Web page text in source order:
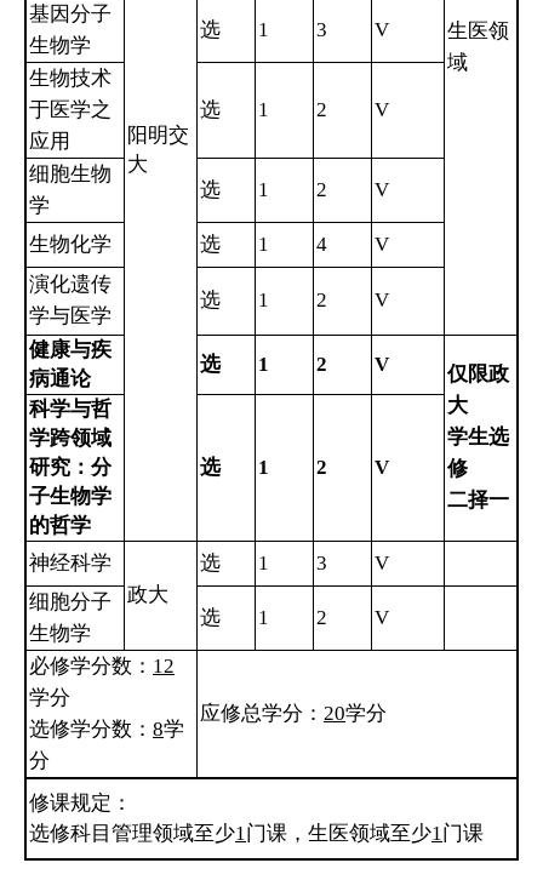
阳明交
大
生医领
域
基因分子
生物学
选 1 3 V
生物技术
于医学之
应用
选 1 2 V
细胞生物
学
选 1 2 V
生物化学 选 1 4
V
演化遗传
学与医学
选 1 2 V
健康与疾
病通论
选 1 2 V
仅限政
大
学生选
修
二择一
科学与哲
学跨领域
研究：分
子生物学
的哲学
选 1 2 V
神经科学
政大
选 1 3
V
细胞分子
生物学
选 1 2 V
必修学分数： 12
学分
选修学分数： 8学
分
应修总学分： 20学分
修课规定：
选修科目管理领域至少1门课，生医领域至少1门课